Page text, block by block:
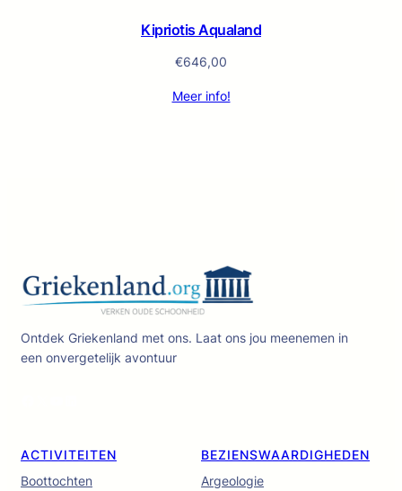
Kipriotis Aqualand
€646,00
Meer info!
Ontdek Griekenland met ons. Laat ons jou meenemen in
een onvergetelijk avontuur
ACTIVITEITEN
Boottochten
BEZIENSWAARDIGHEDEN
Argeologie